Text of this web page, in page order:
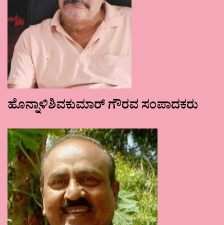
ಹೊನ್ನಾಳಿಶಿವಕುಮಾರ್ ಗೌರವ ಸಂಪಾದಕರು